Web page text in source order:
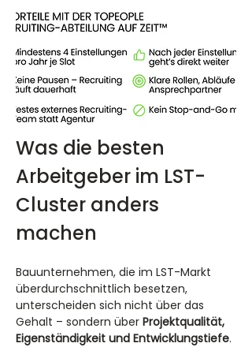
Was die besten
Arbeitgeber im LST-
Cluster anders
machen
Bauunternehmen, die im LST-Markt
überdurchschnittlich besetzen,
unterscheiden sich nicht über das
Gehalt – sondern über Projektqualität,
Eigenständigkeit und Entwicklungstiefe.